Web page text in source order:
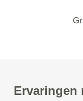
Ervaringen